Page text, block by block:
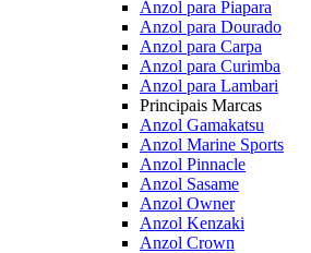
Anzol para Piapara
Anzol para Dourado
Anzol para Carpa
Anzol para Curimba
Anzol para Lambari
Principais Marcas
Anzol Gamakatsu
Anzol Marine Sports
Anzol Pinnacle
Anzol Sasame
Anzol Owner
Anzol Kenzaki
Anzol Crown